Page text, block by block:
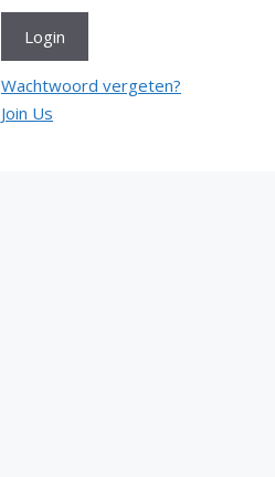
Wachtwoord vergeten?
Join Us